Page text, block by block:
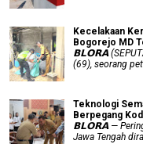
Kecelakaan
Bogorejo MD
𝗕𝗟𝗢𝗥𝗔
(69), seorang
Teknologi
Berpegang
𝗕𝗟𝗢𝗥𝗔 —
Jawa Tengah